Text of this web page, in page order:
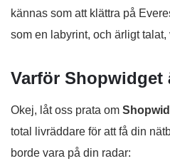
kännas som att klättra på
som en labyrint, och ärligt talat,
Varför Shopwidget
Okej, låt oss prata om
total livräddare för att få din
borde vara på din radar: